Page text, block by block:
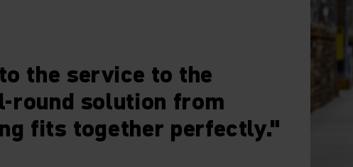
the service to the
solution from
fits together perfectly."